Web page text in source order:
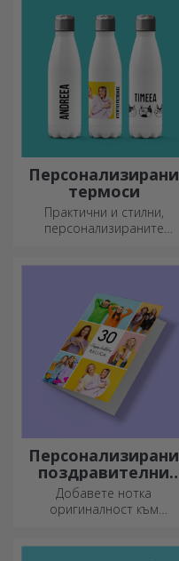
Персонализирани
термоси
Практични и стилни,
персонализираните
Персонализирани
поздравителни
картички и
картички
Добавете нотка
оригиналност към